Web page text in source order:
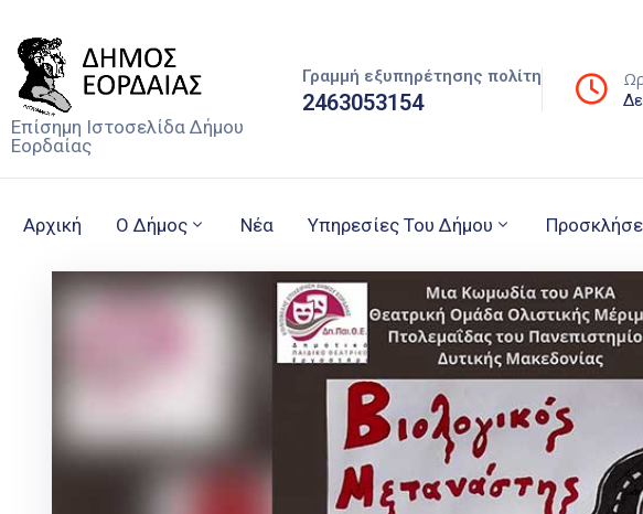
Επίσημη Ιστοσελίδα Δήμου
Εορδαίας
Γραμμή εξυπηρέτησης πολίτη
2463053154
Αρχική Ο Δήμος Νέα Υπηρεσίες Του Δήμου